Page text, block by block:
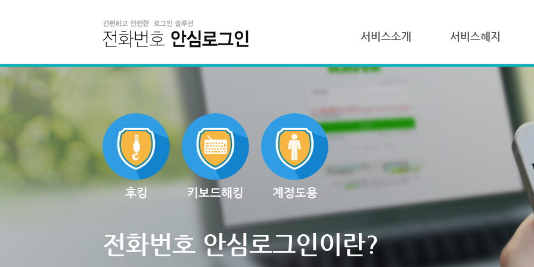
서비스소개 서비스해지
후킹 키보드해킹 계정도용
전화번호 안심로그인이란?